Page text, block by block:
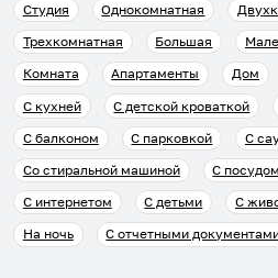
Студия Однокомнатная
Трехкомнатная
Большая
Комната
Апартаменты Дом
С кухней
С детской кроваткой
С балконом
С парковкой С
Со стиральной машиной
С
С интернетом
С детьми С
На ночь
С отчетными